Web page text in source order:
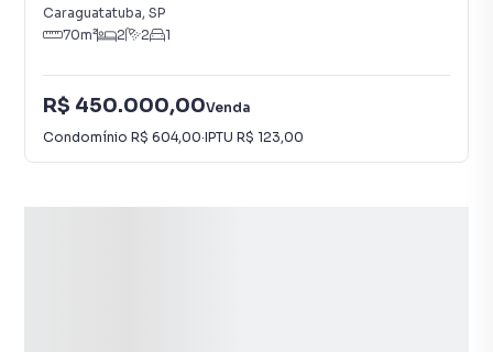
Caraguatatuba, SP
70m² 2 2 1
R$ 450.000,00Venda
Condomínio R$ 604,00·IPTU R$ 123,00